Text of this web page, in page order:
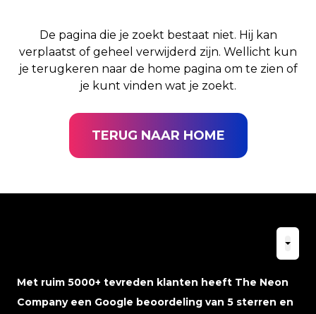
De pagina die je zoekt bestaat niet. Hij kan
verplaatst of geheel verwijderd zijn. Wellicht kun
je terugkeren naar de home pagina om te zien of
je kunt vinden wat je zoekt.
TERUG NAAR HOME
Met ruim 5000+ tevreden klanten heeft The Neon
Company een Google beoordeling van 5 sterren en